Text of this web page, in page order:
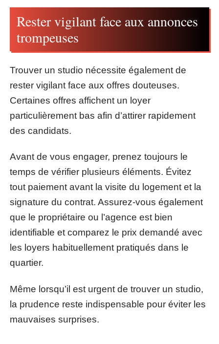
Rester vigilant face aux annonces
trompeuses
Trouver un studio nécessite également de
rester vigilant face aux offres douteuses.
Certaines offres affichent un loyer
particulièrement bas afin d’attirer rapidement
des candidats.
Avant de vous engager, prenez toujours le
temps de vérifier plusieurs éléments. Évitez
tout paiement avant la visite du logement et la
signature du contrat. Assurez-vous également
que le propriétaire ou l’agence est bien
identifiable et comparez le prix demandé avec
les loyers habituellement pratiqués dans le
quartier.
Même lorsqu’il est urgent de trouver un studio,
la prudence reste indispensable pour éviter les
mauvaises surprises.